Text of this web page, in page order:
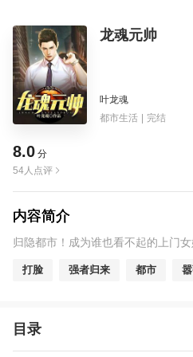
龙魂元帅
叶龙魂
都市生活 | 完结
8.0 分
54人点评
内容简介
归隐都市！成为谁也看不起的上门女
打脸 强者归来 都市
目录